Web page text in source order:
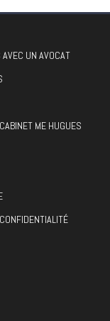
UN AVOCAT
ME HUGUES